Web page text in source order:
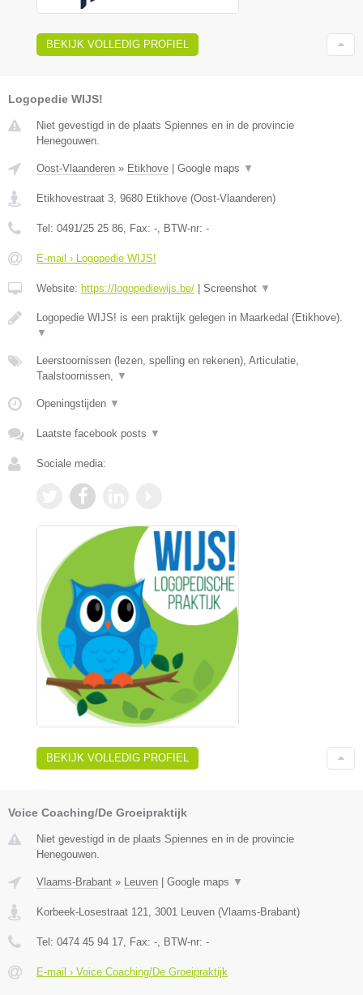
BEKIJK VOLLEDIG PROFIEL
Logopedie WIJS!
Niet gevestigd in de plaats Spiennes en in de provincie
Henegouwen.
Oost-Vlaanderen » Etikhove Google maps ▼
Etikhovestraat 3, 9680 Etikhove (Oost-Vlaanderen)
Tel: 0491/25 25 86, Fax: -, BTW-nr: -
E-mail › Logopedie WIJS!
Website: https://logopediewijs.be/ Screenshot ▼
Logopedie WIJS! is een praktijk gelegen in Maarkedal (Etikhove).
▼
Leerstoornissen (lezen, spelling en rekenen), Articulatie,
Taalstoornissen, ▼
Openingstijden ▼
Laatste facebook posts ▼
Sociale media:
BEKIJK VOLLEDIG PROFIEL
Voice Coaching/De Groeipraktijk
Niet gevestigd in de plaats Spiennes en in de provincie
Henegouwen.
Vlaams-Brabant » Leuven Google maps ▼
Korbeek-Losestraat 121, 3001 Leuven (Vlaams-Brabant)
Tel: 0474 45 94 17, Fax: -, BTW-nr: -
E-mail › Voice Coaching/De Groeipraktijk